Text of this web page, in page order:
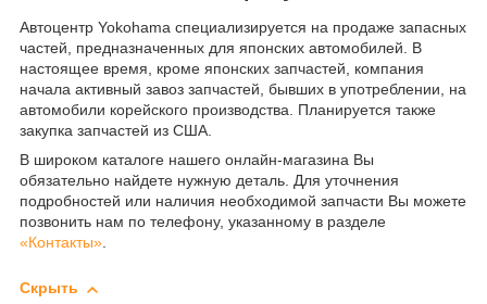
Автоцентр Yokohama специализируется на продаже запасных
частей, предназначенных для японских автомобилей. В
настоящее время, кроме японских запчастей, компания
начала активный завоз запчастей, бывших в употреблении, на
автомобили корейского производства. Планируется также
закупка запчастей из США.
В широком каталоге нашего онлайн-магазина Вы
обязательно найдете нужную деталь. Для уточнения
подробностей или наличия необходимой запчасти Вы можете
позвонить нам по телефону, указанному в разделе
«Контакты».
Скрыть